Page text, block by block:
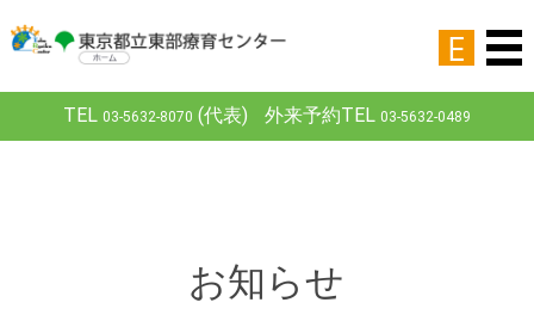
E
TEL 03-5632-8070 (代表) 外来予約TEL 03-5632-0489
お知らせ